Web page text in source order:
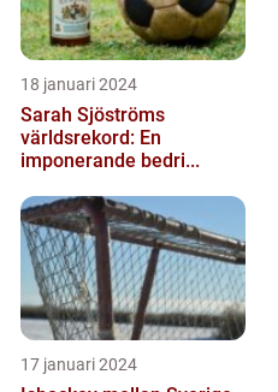
18 januari 2024
Sarah Sjöströms
världsrekord: En
imponerande bedri...
17 januari 2024